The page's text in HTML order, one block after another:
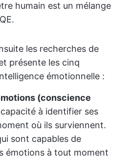
humain est un mélange
les recherches de
présente les cinq
émotionnelle :
(conscience
à identifier ses
où ils surviennent.
sont capables de
émotions à tout moment